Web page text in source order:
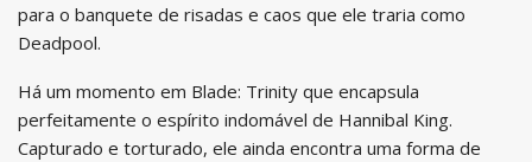
para o banquete de risadas e caos que ele traria como
Deadpool.
Há um momento em Blade: Trinity que encapsula
perfeitamente o espírito indomável de Hannibal King.
Capturado e torturado, ele ainda encontra uma forma de